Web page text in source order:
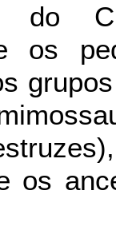
os
os